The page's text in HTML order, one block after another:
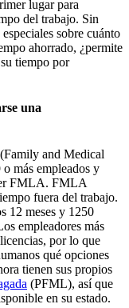
lugar para
del trabajo. Sin
sobre cuánto
ahorrado, ¿permite
tiempo por
una
(Family and Medical
más empleados y
FMLA. FMLA
fuera del trabajo.
12 meses y 1250
empleadores más
por lo que
qué opciones
tienen sus propios
(PFML), así que
en su estado.